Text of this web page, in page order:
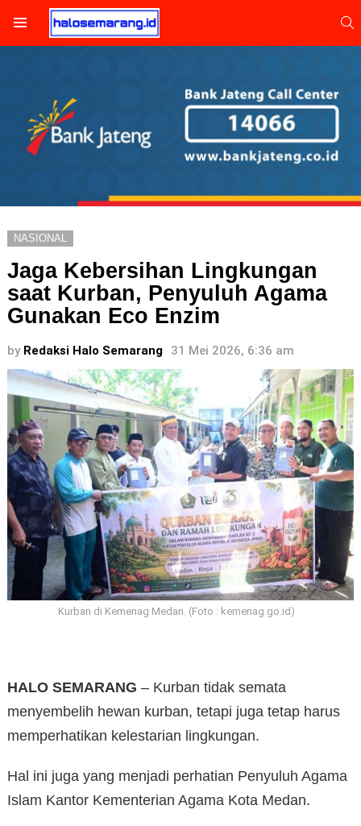
NASIONAL
Jaga Kebersihan Lingkungan
saat Kurban, Penyuluh Agama
Gunakan Eco Enzim
by Redaksi Halo Semarang 31 Mei 2026, 6:36 am
Kurban di Kemenag Medan. (Foto : kemenag.go.id)
HALO SEMARANG – Kurban tidak semata
menyembelih hewan kurban, tetapi juga tetap harus
memperhatikan kelestarian lingkungan.
Hal ini juga yang menjadi perhatian Penyuluh Agama
Islam Kantor Kementerian Agama Kota Medan.